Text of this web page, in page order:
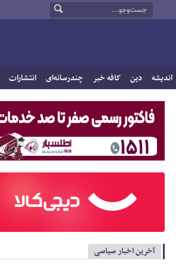
اندیشه دین کافه خبر چندرسانه‌ای انتشارات
آخرین اخبار سیاسی